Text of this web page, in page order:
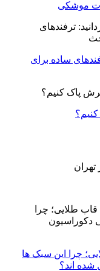
موشکی
ساده برای
چرا این سبک ها
شده اند؟